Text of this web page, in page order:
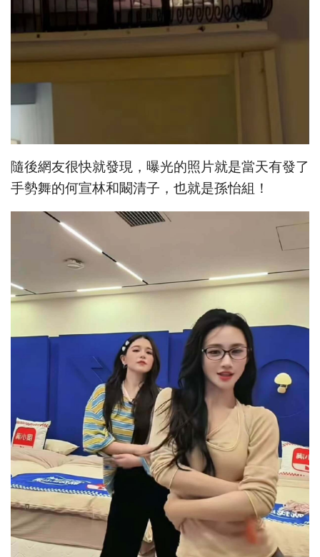
隨後網友很快就發現，曝光的照片就是當天有發了
手勢舞的何宣林和闞清子，也就是孫怡組！